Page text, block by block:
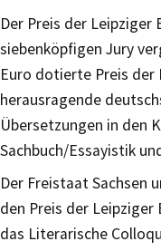
Der Preis der Leipziger
siebenköpfigen Jury
Euro dotierte Preis der
herausragende
Übersetzungen in den
Sachbuch/Essayistik
Der Freistaat Sachsen
den Preis der Leipziger
das Literarische